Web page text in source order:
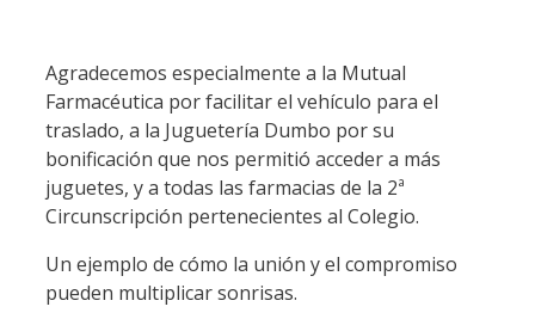
Agradecemos especialmente a la Mutual
Farmacéutica por facilitar el vehículo para el
traslado, a la Juguetería Dumbo por su
bonificación que nos permitió acceder a más
juguetes, y a todas las farmacias de la 2ª
Circunscripción pertenecientes al Colegio.
Un ejemplo de cómo la unión y el compromiso
pueden multiplicar sonrisas.